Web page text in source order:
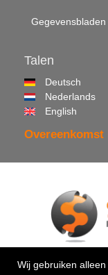
Gegevensbladen
Talen
Deutsch
Nederlands
English
Overeenkomst
©
Wij gebruiken